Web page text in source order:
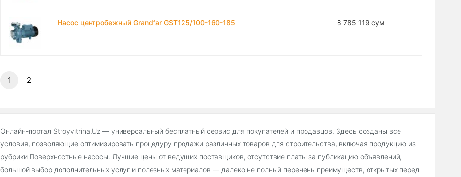
Насос центробежный Grandfar GST125/100-160-185 8 785 119 сум
1 2
Онлайн-портал Stroyvitrina.Uz — универсальный бесплатный сервис для покупателей и продавцов. Здесь созданы все
условия, позволяющие оптимизировать процедуру продажи различных товаров для строительства, включая продукцию из
рубрики Поверхностные насосы. Лучшие цены от ведущих поставщиков, отсутствие платы за публикацию объявлений,
большой выбор дополнительных услуг и полезных материалов — далеко не полный перечень преимуществ, открытых перед